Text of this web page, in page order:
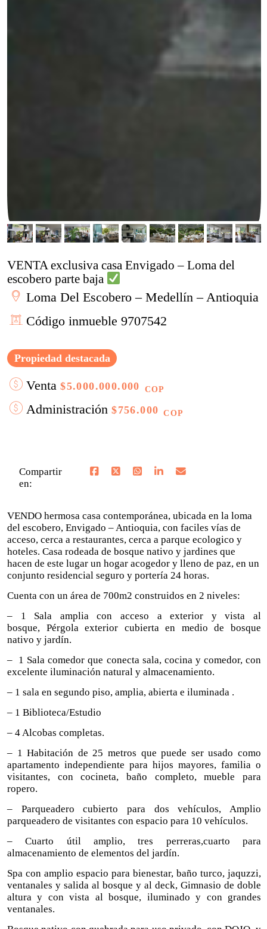
VENTA exclusiva casa Envigado – Loma del
escobero parte baja
Loma Del Escobero – Medellín – Antioquia
Código inmueble 9707542
Propiedad destacada
Venta$5.000.000.000 COP
Administración$756.000COP
Compartir
en:
VENDO hermosa casa contemporánea, ubicada en la loma
del escobero, Envigado – Antioquia, con faciles vías de
acceso, cerca a restaurantes, cerca a parque ecologico y
hoteles. Casa rodeada de bosque nativo y jardines que
hacen de este lugar un hogar acogedor y lleno de paz, en un
conjunto residencial seguro y portería 24 horas.
Cuenta con un área de 700m2 construidos en 2 niveles:
– 1 Sala amplia con acceso a exterior y vista al
bosque, Pérgola exterior cubierta en medio de bosque
nativo y jardín.
– 1 Sala comedor que conecta sala, cocina y comedor, con
excelente iluminación natural y almacenamiento.
– 1 sala en segundo piso, amplia, abierta e iluminada .
– 1 Biblioteca/Estudio
– 4 Alcobas completas.
– 1 Habitación de 25 metros que puede ser usado como
apartamento independiente para hijos mayores, familia o
visitantes, con cocineta, baño completo, mueble para
ropero.
– Parqueadero cubierto para dos vehículos, Amplio
parqueadero de visitantes con espacio para 10 vehículos.
– Cuarto útil amplio, tres perreras,cuarto para
almacenamiento de elementos del jardín.
Spa con amplio espacio para bienestar, baño turco, jaquzzi,
ventanales y salida al bosque y al deck, Gimnasio de doble
altura y con vista al bosque, iluminado y con grandes
ventanales.